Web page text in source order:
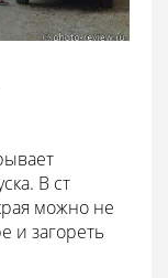
В ст
можно не
и загореть